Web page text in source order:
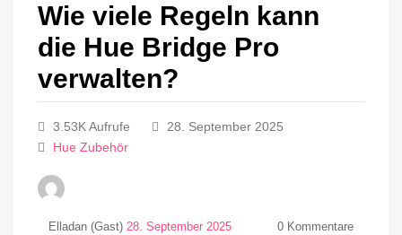
Wie viele Regeln kann
die Hue Bridge Pro
verwalten?
3.53K Aufrufe
28. September 2025
Hue Zubehör
Elladan (Gast) 28. September 2025 0 Kommentare